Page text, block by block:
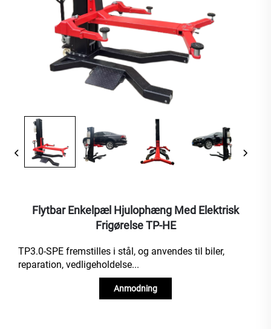
Flytbar Enkelpæl Hjulophæng Med Elektrisk
Frigørelse TP-HE
TP3.0-SPE fremstilles i stål, og anvendes til biler,
reparation, vedligeholdelse...
Anmodning